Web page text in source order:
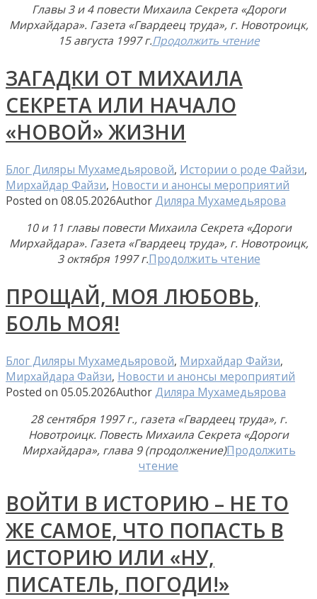
Главы 3 и 4 повести Михаила Секрета «Дороги
Мирхайдара». Газета «Гвардеец труда», г. Новотроицк,
15 августа 1997 г.Продолжить чтение
ЗАГАДКИ ОТ МИХАИЛА
СЕКРЕТА ИЛИ НАЧАЛО
«НОВОЙ» ЖИЗНИ
Блог Диляры Мухамедьяровой, Истории о роде Файзи,
Мирхайдар Файзи, Новости и анонсы мероприятий
Posted on 08.05.2026AuthorДиляра Мухамедьярова
10 и 11 главы повести Михаила Секрета «Дороги
Мирхайдара». Газета «Гвардеец труда», г. Новотроицк,
3 октября 1997 г.Продолжить чтение
ПРОЩАЙ, МОЯ ЛЮБОВЬ,
БОЛЬ МОЯ!
Блог Диляры Мухамедьяровой, Мирхайдар Файзи,
Мирхайдара Файзи, Новости и анонсы мероприятий
Posted on 05.05.2026AuthorДиляра Мухамедьярова
28 сентября 1997 г., газета «Гвардеец труда», г.
Новотроицк. Повесть Михаила Секрета «Дороги
Мирхайдара», глава 9 (продолжение)Продолжить
чтение
ВОЙТИ В ИСТОРИЮ – НЕ ТО
ЖЕ САМОЕ, ЧТО ПОПАСТЬ В
ИСТОРИЮ ИЛИ «НУ,
ПИСАТЕЛЬ, ПОГОДИ!»